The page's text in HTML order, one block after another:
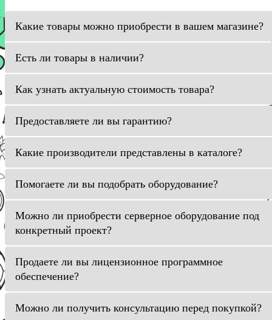
Какие товары можно приобрести в вашем магазине?
Есть ли товары в наличии?
Как узнать актуальную стоимость товара?
Предоставляете ли вы гарантию?
Какие производители представлены в каталоге?
Помогаете ли вы подобрать оборудование?
Можно ли приобрести серверное оборудование под
конкретный проект?
Продаете ли вы лицензионное программное
обеспечение?
Можно ли получить консультацию перед покупкой?